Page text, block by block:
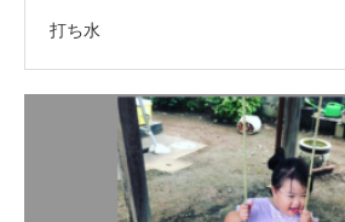
打ち水